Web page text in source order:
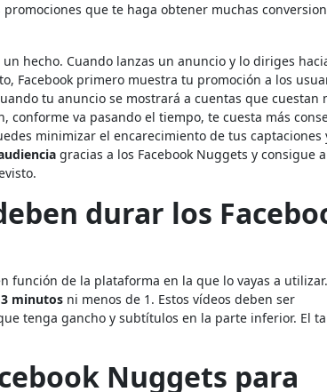
que te haga obtener muchas
un hecho. Cuando lanzas un anuncio y lo diriges
Facebook primero muestra tu promoción a los
tu anuncio se mostrará a cuentas que cuestan
conforme va pasando el tiempo, te cuesta más
minimizar el encarecimiento de tus captaciones
gracias a los Facebook Nuggets y consigue
durar los
función de la plataforma en la que lo vayas a utilizar.
3 minutos ni menos de 1. Estos vídeos deben ser
tenga gancho y subtítulos en la parte inferior. El
Nuggets para